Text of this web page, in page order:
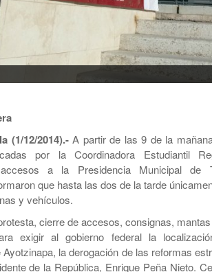
(1/12/2014).-A partir de las 9 de la
por la Coordinadora Estudiantil
a la Presidencia Municipal de
que hasta las dos de la tarde
y vehículos.
cierre de accesos, consignas,
exigir al gobierno federal la
la derogación de las reformas
de la República, Enrique Peña Nieto.